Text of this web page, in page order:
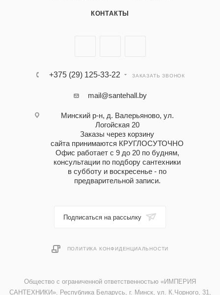
КОНТАКТЫ
+375 (29) 125-33-22 ЗАКАЗАТЬ ЗВОНОК
mail@santehall.by
Минский р-н, д. Валерьяново, ул.
Логойская 20
Заказы через корзину
сайта принимаются КРУГЛОСУТОЧНО
Офис работает с 9 до 20 по будням,
консультации по подбору сантехники
в субботу и воскресенье - по
предварительной записи.
Подписаться на рассылку
ПОЛИТИКА КОНФИДЕНЦИАЛЬНОСТИ
Общество с ограниченной ответственностью «ИМПЕРИЯ
САНТЕХНИКИ». Республика Беларусь, г. Минск, ул. К.Чорного, 31,